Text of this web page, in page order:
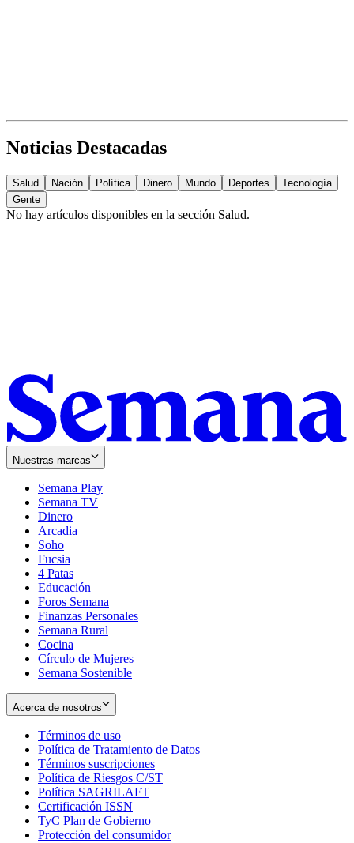
Noticias Destacadas
Salud Nación Política Dinero Mundo Deportes
Tecnología
Gente
No hay artículos disponibles en la sección Salud.
Nuestras marcas
Semana Play
Semana TV
Dinero
Arcadia
Soho
in
new
window
Fucsia
in
new
window
4 Patas
Educación
Foros Semana
Finanzas Personales
Semana Rural
Cocina
Círculo de Mujeres
Semana Sostenible
Acerca de nosotros
Términos de uso
in
new
window
Política de Tratamiento de Datos
Términos suscripciones
in
Política de Riesgos C/ST
Política SAGRILAFT
new
window
Certificación ISSN
in
new
TyC Plan de Gobierno
in
Protección del consumidorOpens